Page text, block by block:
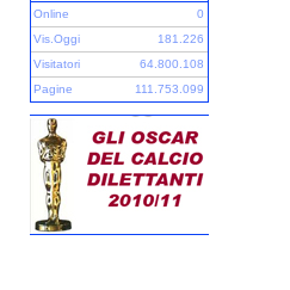
Online
0
Vis.Oggi
181.226
Visitatori
64.800.108
Pagine
111.753.099